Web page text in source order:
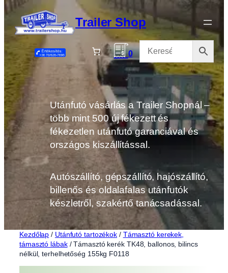
Ugrás
a
tartalomhoz
Trailer Shop
0
Utánfutó vásárlás a Trailer Shopnál –
több mint 500 új fékezett és
fékezetlen utánfutó garanciával és
országos kiszállítással.
Autószállító, gépszállító, hajószállító,
billenős és oldalafalas utánfutók
készletről, szakértő tanácsadással.
Kezdőlap / Utánfutó tartozékok / Támasztó kerekek,
támasztó lábak/ Támasztó kerék TK48, ballonos, bilincs
nélkül, terhelhetőség 155kg F0118